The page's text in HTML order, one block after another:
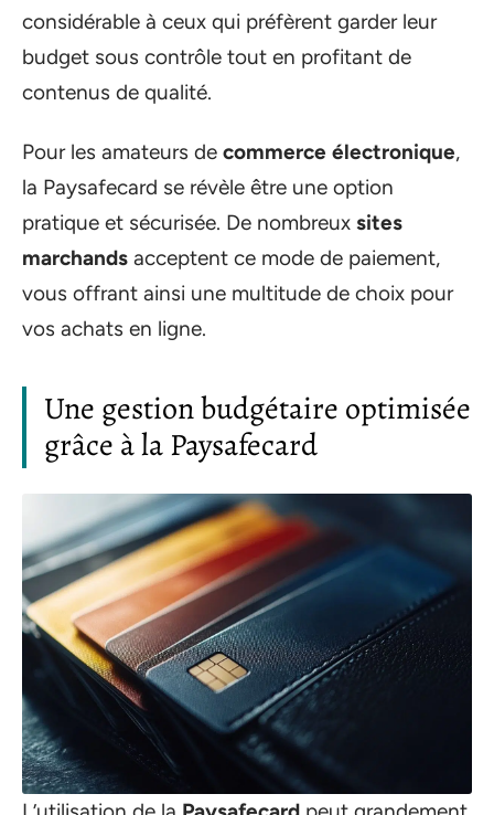
considérable à ceux qui préfèrent garder leur
budget sous contrôle tout en profitant de
contenus de qualité.
Pour les amateurs de commerce électronique,
la Paysafecard se révèle être une option
pratique et sécurisée. De nombreux sites
marchands acceptent ce mode de paiement,
vous offrant ainsi une multitude de choix pour
vos achats en ligne.
Une gestion budgétaire optimisée
grâce à la Paysafecard